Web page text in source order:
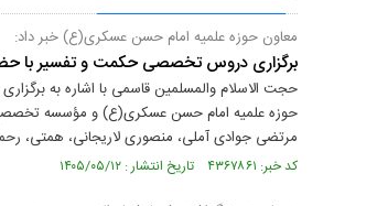
معاون حوزه علمیه امام حسن عسکری(ع) خبر داد:
برگزاری دروس تخصصی حکمت و تفسیر با
حجت الاسلام والمسلمین قاسمی با اشاره به
حوزه علمیه امام حسن عسکری(ع) و مؤسسه تخصصی
مرتضی جوادی آملی، منصوری لاریجانی، همتی،
کد خبر: ۴۳۶۷۸۶۱ تاریخ انتشار : ۱۴۰۵/۰۵/۱۲